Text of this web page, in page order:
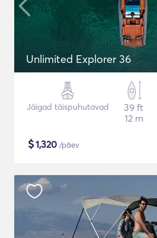
Unlimited Explorer 36
Jäigad täispuhutavad
39 ft
12 m
$1,320 /päev